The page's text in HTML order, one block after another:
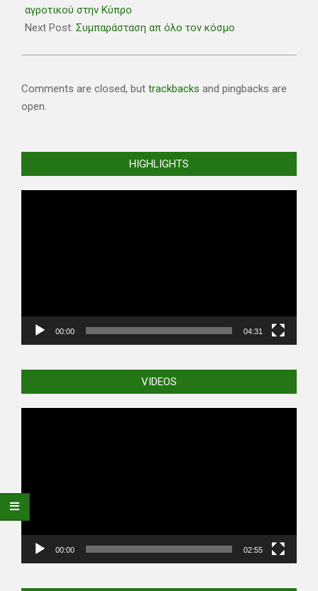
12
αγροτικού στην Κύπρο
Next Post: Συμπαράσταση απ όλο τον κόσμο
Comments are closed, but trackbacks and pingbacks are
open.
HIGHLIGHTS
00:00 04:31
VIDEOS
00:00 02:55